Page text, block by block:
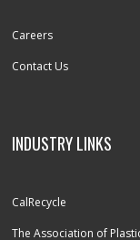
Careers
Contact Us
INDUSTRY LINKS
CalRecycle
The Association of